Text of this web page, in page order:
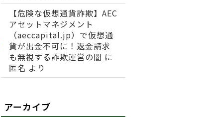
【危険な仮想通貨詐欺】AEC
アセットマネジメント
（aeccapital.jp）で仮想通
貨が出金不可に！返金請求
も無視する詐欺運営の闇 に
匿名 より
アーカイブ